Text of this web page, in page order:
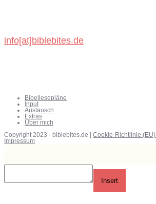
info[at]biblebites.de
Bibellesepläne
Input
Austausch
Extras
Über mich
Copyright 2023 - biblebites.de | Cookie-Richtlinie (EU)
Impressum
Insert